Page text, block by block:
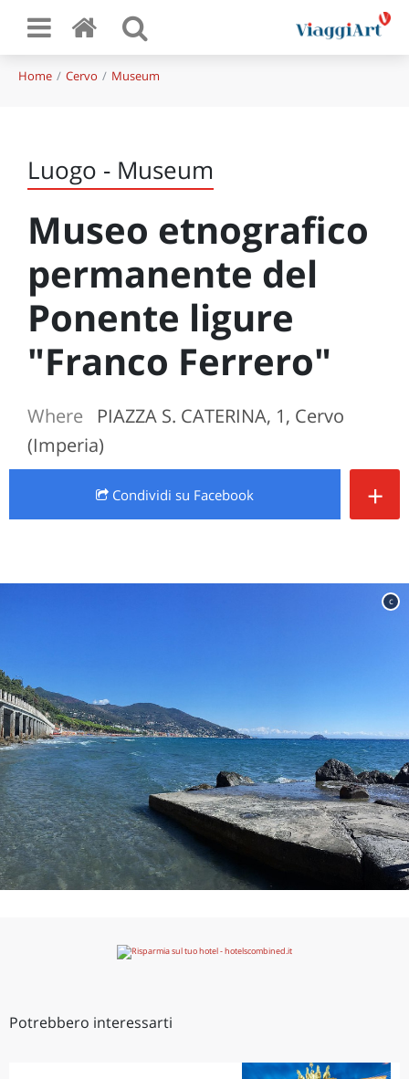
Home Cervo Museum
Luogo - Museum
Museo etnografico
permanente del
Ponente ligure
"Franco Ferrero"
Where
PIAZZA S. CATERINA, 1, Cervo
(Imperia)
Condividi su Facebook +
c
Potrebbero interessarti